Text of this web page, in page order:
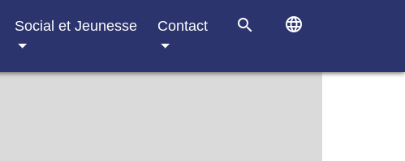
Social et Jeunesse Contact search language